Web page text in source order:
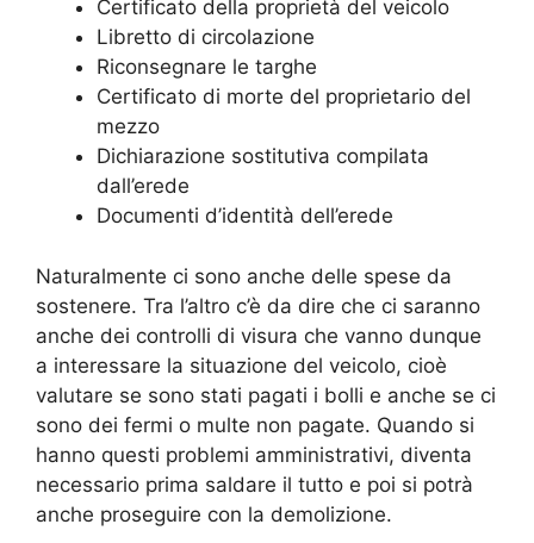
Certificato della proprietà del veicolo
Libretto di circolazione
Riconsegnare le targhe
Certificato di morte del proprietario del
mezzo
Dichiarazione sostitutiva compilata
dall’erede
Documenti d’identità dell’erede
Naturalmente ci sono anche delle spese da
sostenere. Tra l’altro c’è da dire che ci saranno
anche dei controlli di visura che vanno dunque
a interessare la situazione del veicolo, cioè
valutare se sono stati pagati i bolli e anche se ci
sono dei fermi o multe non pagate. Quando si
hanno questi problemi amministrativi, diventa
necessario prima saldare il tutto e poi si potrà
anche proseguire con la demolizione.